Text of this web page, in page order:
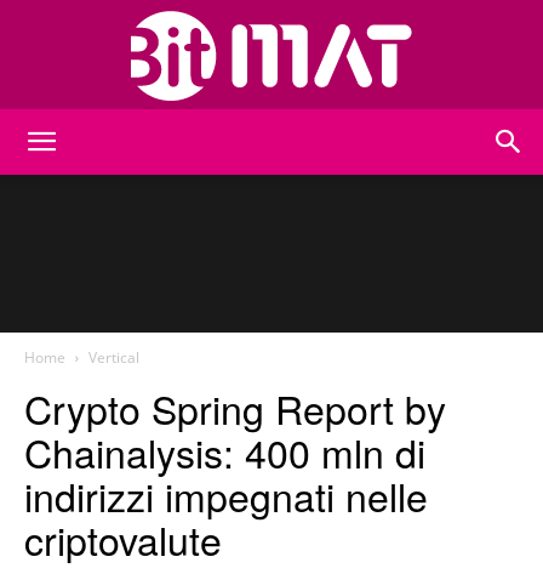
Home Vertical
Crypto Spring Report by
Chainalysis: 400 mln di
indirizzi impegnati nelle
criptovalute